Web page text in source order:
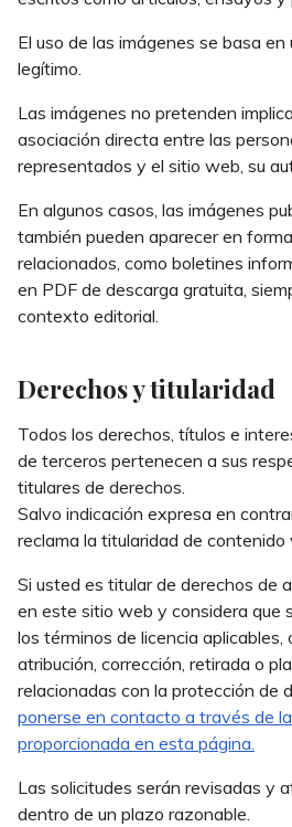
El uso de las imágenes se basa
legítimo.
Las imágenes no pretenden
asociación directa entre las
representados y el sitio web, su
En algunos casos, las imágenes
también pueden aparecer en
relacionados, como boletines
en PDF de descarga gratuita,
contexto editorial.
Derechos y titularidad
Todos los derechos, títulos e
de terceros pertenecen a sus
titulares de derechos.
Salvo indicación expresa en
reclama la titularidad de contenido
Si usted es titular de derechos de
en este sitio web y considera que
los términos de licencia aplicables,
atribución, corrección, retirada o
relacionadas con la protección de
ponerse en contacto a través de
proporcionada en esta página.
Las solicitudes serán revisadas y
dentro de un plazo razonable.